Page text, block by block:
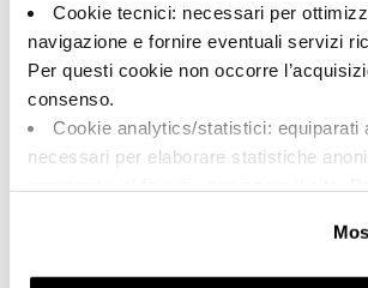
Cookie tecnici: necessari per
navigazione e fornire eventuali servizi
Per questi cookie non occorre
consenso.
Cookie analytics/statistici: equiparati
necessari per elaborare statistiche
Cookie di profilazione/marketing:
previo tuo consenso, per esaminare le
Marron foncè
Catégorie:
Fond
Format:
naturel
Aspect
mat